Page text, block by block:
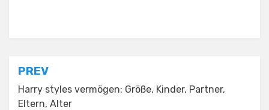
Post
navigation
PREV
Harry styles vermögen: Größe, Kinder, Partner,
Eltern, Alter